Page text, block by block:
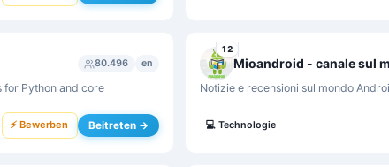
80.496 en
for Python and core
⚡ Bewerben Beitreten →
12
Mioandroid - canale sul
Notizie e recensioni sul mondo
💻 Technologie